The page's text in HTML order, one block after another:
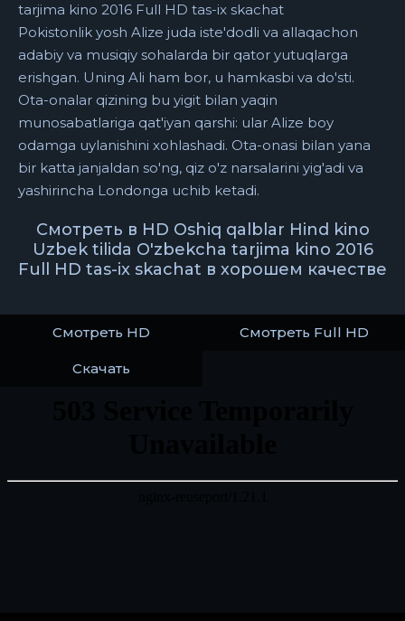
tarjima kino 2016 Full HD tas-ix skachat
Pokistonlik yosh Alize juda iste'dodli va allaqachon
adabiy va musiqiy sohalarda bir qator yutuqlarga
erishgan. Uning Ali ham bor, u hamkasbi va do'sti.
Ota-onalar qizining bu yigit bilan yaqin
munosabatlariga qat'iyan qarshi: ular Alize boy
odamga uylanishini xohlashadi. Ota-onasi bilan yana
bir katta janjaldan so'ng, qiz o'z narsalarini yig'adi va
yashirincha Londonga uchib ketadi.
Смотреть в HD Oshiq qalblar Hind kino
Uzbek tilida O'zbekcha tarjima kino 2016
Full HD tas-ix skachat в хорошем качестве
Смотреть HD Смотреть Full HD
Скачать